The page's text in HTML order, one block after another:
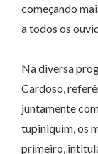
começando
a todos os
Na diversa
Cardoso,
juntamente
tupiniquim, os
primeiro,